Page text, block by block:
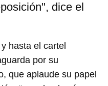
dice el
hasta el cartel
por su
que aplaude su papel